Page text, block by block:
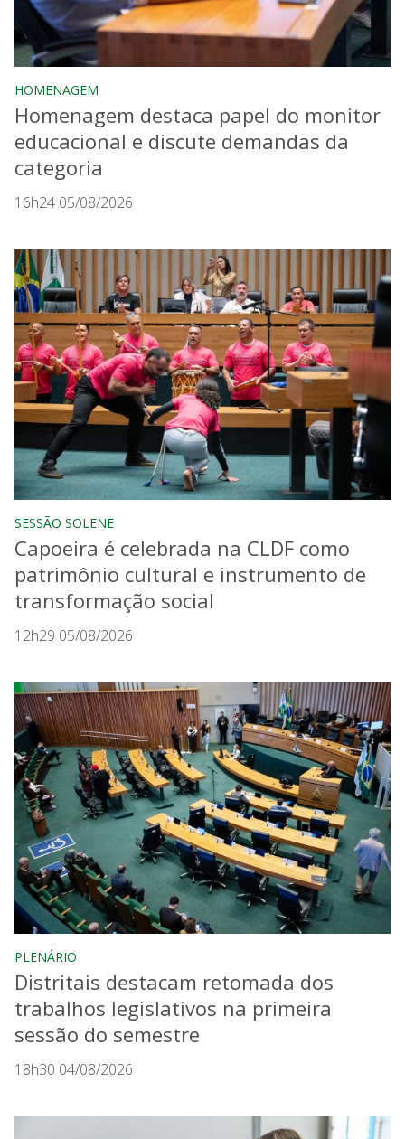
HOMENAGEM
Homenagem destaca papel do monitor
educacional e discute demandas da
categoria
16h24 05/08/2026
SESSÃO SOLENE
Capoeira é celebrada na CLDF como
patrimônio cultural e instrumento de
transformação social
12h29 05/08/2026
PLENÁRIO
Distritais destacam retomada dos
trabalhos legislativos na primeira
sessão do semestre
18h30 04/08/2026